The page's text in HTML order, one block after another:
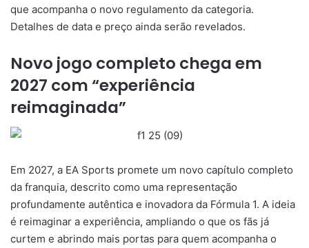
que acompanha o novo regulamento da categoria.
Detalhes de data e preço ainda serão revelados.
Novo jogo completo chega em
2027 com “experiência
reimaginada”
Em 2027, a EA Sports promete um novo capítulo completo
da franquia, descrito como uma representação
profundamente autêntica e inovadora da Fórmula 1. A ideia
é reimaginar a experiência, ampliando o que os fãs já
curtem e abrindo mais portas para quem acompanha o